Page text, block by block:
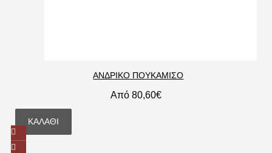
ΑΝΔΡΙΚΟ ΠΟΥΚΑΜΙΣΟ
Από 80,60€
ΚΑΛΆΘΙ